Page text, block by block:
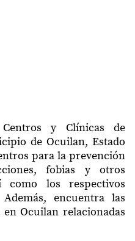
y Clínicas de
de Ocuilan, Estado
para la prevención
fobias y otros
como los respectivos
encuentra las
Ocuilan relacionadas